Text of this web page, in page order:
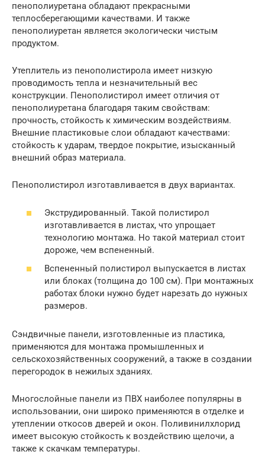
пенополиуретана обладают прекрасными
теплосберегающими качествами. И также
пенополиуретан является экологически чистым
продуктом.
Утеплитель из пенополистирола имеет низкую
проводимость тепла и незначительный вес
конструкции. Пенополистирол имеет отличия от
пенополиуретана благодаря таким свойствам:
прочность, стойкость к химическим воздействиям.
Внешние пластиковые слои обладают качествами:
стойкость к ударам, твердое покрытие, изысканный
внешний образ материала.
Пенополистирол изготавливается в двух вариантах.
Экструдированный. Такой полистирол
изготавливается в листах, что упрощает
технологию монтажа. Но такой материал стоит
дороже, чем вспененный.
Вспененный полистирол выпускается в листах
или блоках (толщина до 100 см). При монтажных
работах блоки нужно будет нарезать до нужных
размеров.
Сэндвичные панели, изготовленные из пластика,
применяются для монтажа промышленных и
сельскохозяйственных сооружений, а также в создании
перегородок в нежилых зданиях.
Многослойные панели из ПВХ наиболее популярны в
использовании, они широко применяются в отделке и
утеплении откосов дверей и окон. Поливинилхлорид
имеет высокую стойкость к воздействию щелочи, а
также к скачкам температуры.